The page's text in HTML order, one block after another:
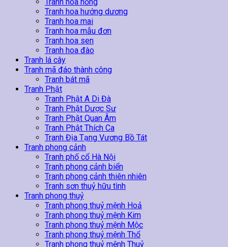
Tranh hoa hướng dương
Tranh hoa mai
Tranh hoa mẫu đơn
Tranh hoa sen
Tranh hoa đào
Tranh lá cây
Tranh mã đáo thành công
Tranh bát mã
Tranh Phật
Tranh Phật A Di Đà
Tranh Phật Dược Sư
Tranh Phật Quan Âm
Tranh Phật Thích Ca
Tranh Địa Tạng Vương Bồ Tát
Tranh phong cảnh
Tranh phố cổ Hà Nội
Tranh phong cảnh biển
Tranh phong cảnh thiên nhiên
Tranh sơn thuỷ hữu tình
Tranh phong thuỷ
Tranh phong thuỷ mệnh Hoả
Tranh phong thuỷ mệnh Kim
Tranh phong thuỷ mệnh Mộc
Tranh phong thuỷ mệnh Thổ
Tranh phong thuỷ mệnh Thuỷ